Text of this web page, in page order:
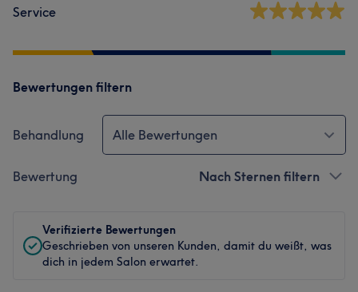
Service
Bewertungen filtern
Behandlung Alle Bewertungen
Bewertung Nach Sternen filtern
Verifizierte Bewertungen
Geschrieben von unseren Kunden, damit du weißt, was
dich in jedem Salon erwartet.